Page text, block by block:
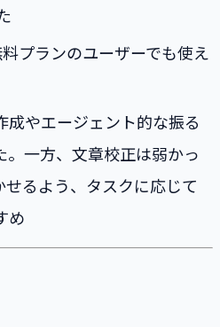
プランのユーザーでも使え
成やエージェント的な振る
。一方、文章校正は弱かっ
るよう、タスクに応じて
め